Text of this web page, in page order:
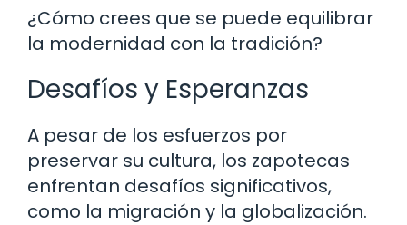
¿Cómo crees que se puede equilibrar
la modernidad con la tradición?
Desafíos y Esperanzas
A pesar de los esfuerzos por
preservar su cultura, los zapotecas
enfrentan desafíos significativos,
como la migración y la globalización.